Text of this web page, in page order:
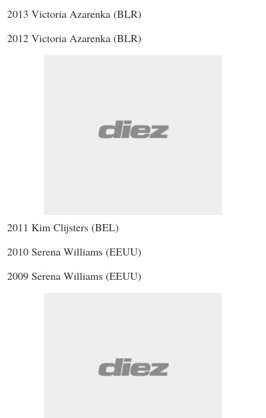
2013 Victoria Azarenka (BLR)
2012 Victoria Azarenka (BLR)
2011 Kim Clijsters (BEL)
2010 Serena Williams (EEUU)
2009 Serena Williams (EEUU)